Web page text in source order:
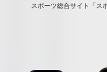
スポーツ総合サイト「ス